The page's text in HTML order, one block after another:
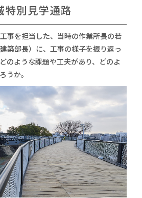
特別見学通路
事を担当した、当時の作業所長の若
築部長）に、 工事の様子を振り返っ
のような課題や工夫があり、どのよ
うか。